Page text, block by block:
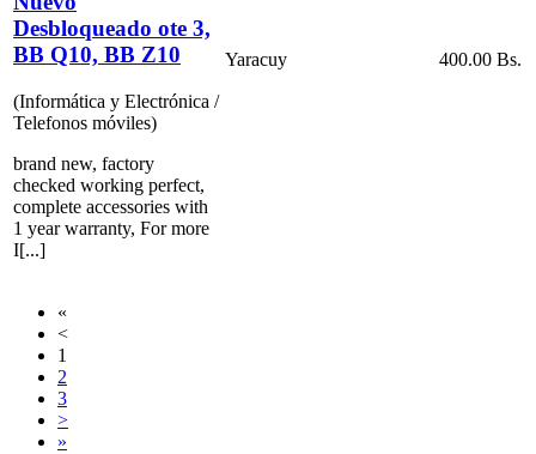
Desbloqueado ote 3,
BB Q10, BB Z10
(Informática y Electrónica /
Telefonos móviles)
brand new, factory
checked working perfect,
complete accessories with
1 year warranty, For more
I[...]
Yaracuy 400.00 Bs.
«
<
1
2
3
>
»